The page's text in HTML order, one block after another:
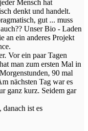
Mensch hat
denkt und handelt.
gut ... muss
Unser Bio - Laden
an ein anderes Projekt
Vor ein paar Tagen
man zum ersten Mal in
90 mal
nächsten Tag war es
ganz kurz. Seidem gar
ist es